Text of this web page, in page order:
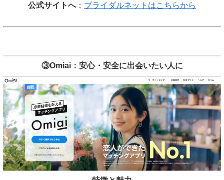
公式サイトへ： ブライダルネットはこちらから
③Omiai：安心・安全に出会いたい人に